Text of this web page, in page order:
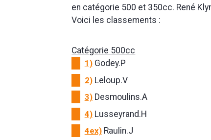
en catégorie 500 et 350cc. René
Voici les classements :
Catégorie 500cc
1)Godey.P
2)Leloup.V
3)Desmoulins.A
4)Lusseyrand.H
4ex)Raulin.J